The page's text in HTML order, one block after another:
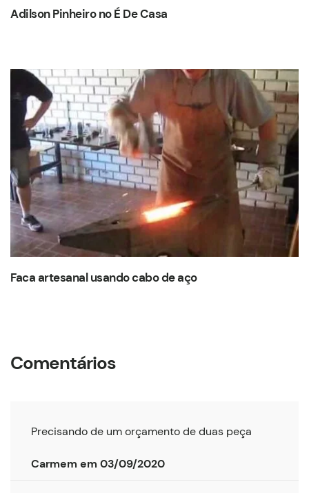
Adilson Pinheiro no É De Casa
Faca artesanal usando cabo de aço
Comentários
Precisando de um orçamento de duas peça
Carmem em 03/09/2020